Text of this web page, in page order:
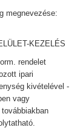
megnevezése:
KEZELÉS
rendelet
ipari
kivételével -
vagy